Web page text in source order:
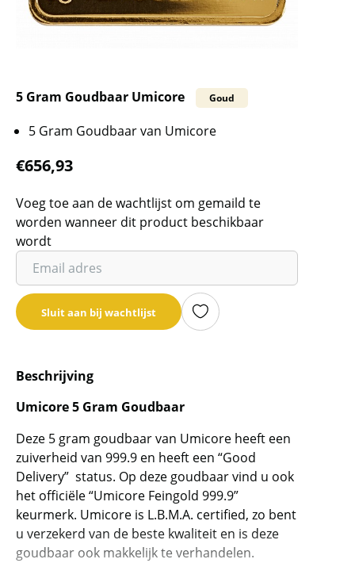
5 Gram Goudbaar Umicore Goud
5 Gram Goudbaar van Umicore
€656,93
Voeg toe aan de wachtlijst om gemaild te
worden wanneer dit product beschikbaar
wordt
Vul
je
email
adres
de
wachtlijst
dit
product
toe
te
voegen
Sluit aan bij wachtlijst
Beschrijving
Umicore 5 Gram Goudbaar
Deze 5 gram goudbaar van Umicore heeft een
zuiverheid van 999.9 en heeft een “Good
Delivery” status. Op deze goudbaar vind u ook
het officiële “Umicore Feingold 999.9”
keurmerk. Umicore is L.B.M.A. certified, zo bent
u verzekerd van de beste kwaliteit en is deze
goudbaar ook makkelijk te verhandelen.